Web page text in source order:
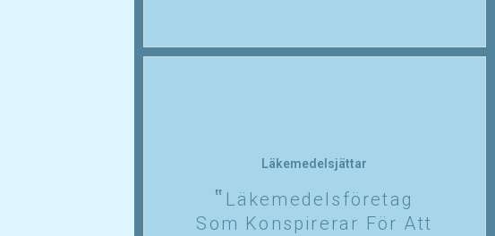
Läkemedelsjättar
Läkemedelsföretag
Som Konspirerar För Att